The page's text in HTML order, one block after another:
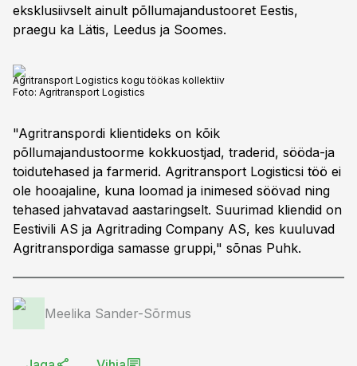
eksklusiivselt ainult põllumajandustooret Eestis,
praegu ka Lätis, Leedus ja Soomes.
Agritransport Logistics kogu töökas kollektiiv
Foto: Agritransport Logistics
"Agritranspordi klientideks on kõik
põllumajandustoorme kokkuostjad, traderid, sööda-ja
toidutehased ja farmerid. Agritransport Logisticsi töö ei
ole hooajaline, kuna loomad ja inimesed söövad ning
tehased jahvatavad aastaringselt. Suurimad kliendid on
Eestivili AS ja Agritrading Company AS, kes kuuluvad
Agritranspordiga samasse gruppi," sõnas Puhk.
Meelika Sander-Sõrmus